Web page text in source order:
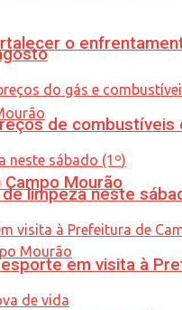
o
Mourão
de
limpeza neste
em visita à